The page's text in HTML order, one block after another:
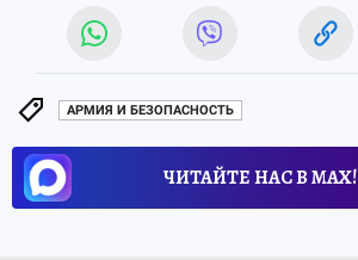
АРМИЯ И БЕЗОПАСНОСТЬ
ЧИТАЙТЕ НАС В МАХ!